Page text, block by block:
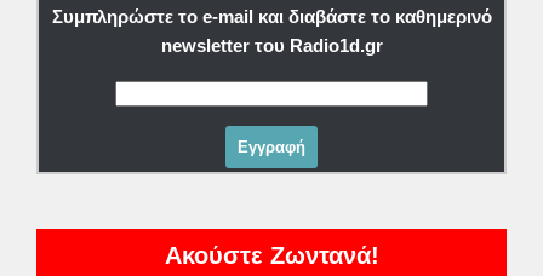
Συμπληρώστε το e-mail και διαβάστε το καθημερινό
newsletter του Radio1d.gr
Ακούστε Ζωντανά!